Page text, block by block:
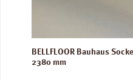
BELLFLOOR Bauhaus
2380 mm